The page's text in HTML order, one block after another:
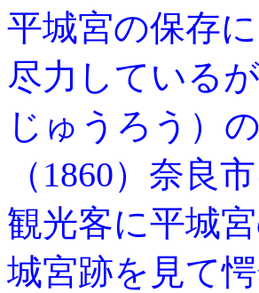
平城宮の保存
尽力している
じゅうろう）
（1860）奈良
観光客に平城
城宮跡を見て